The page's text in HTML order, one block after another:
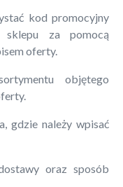
kod promocyjny
za pomocą
oferty.
objętego
gdzie należy wpisać
oraz sposób